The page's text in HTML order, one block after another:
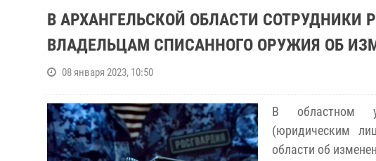
В АРХАНГЕЛЬСКОЙ ОБЛАСТИ СОТРУДНИКИ
ВЛАДЕЛЬЦАМ СПИСАННОГО ОРУЖИЯ ОБ
08 января 2023, 10:50
В областном
(юридическим
области об